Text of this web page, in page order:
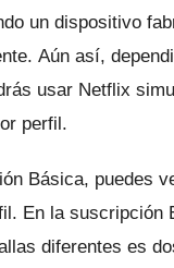
un dispositivo
Aún así,
usar Netflix
perfil.
Básica, puedes
En la suscripción
diferentes es